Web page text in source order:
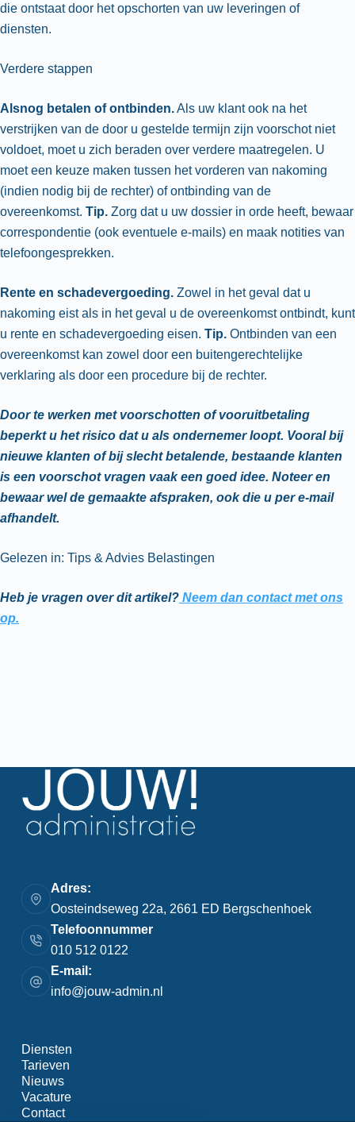
die ontstaat door het opschorten van uw leveringen of
diensten.
Verdere stappen
Alsnog betalen of ontbinden.Als uw klant ook na het
verstrijken van de door u gestelde termijn zijn voorschot niet
voldoet, moet u zich beraden over verdere maatregelen. U
moet een keuze maken tussen het vorderen van nakoming
(indien nodig bij de rechter) of ontbinding van de
overeenkomst. Tip. Zorg dat u uw dossier in orde heeft, bewaar
correspondentie (ook eventuele e-mails) en maak notities van
telefoongesprekken.
Rente en schadevergoeding. Zowel in het geval dat u
nakoming eist als in het geval u de overeenkomst ontbindt, kunt
u rente en schadevergoeding eisen. Tip. Ontbinden van een
overeenkomst kan zowel door een buitengerechtelijke
verklaring als door een procedure bij de rechter.
Door te werken met voorschotten of vooruitbetaling
beperkt u het risico dat u als ondernemer loopt. Vooral bij
nieuwe klanten of bij slecht betalende, bestaande klanten
is een voorschot vragen vaak een goed idee. Noteer en
bewaar wel de gemaakte afspraken, ook die u per e-mail
afhandelt.
Gelezen in: Tips & Advies Belastingen
Heb je vragen over dit artikel? Neem dan contact met ons
op.
Adres:
Oosteindseweg 22a, 2661 ED Bergschenhoek
Telefoonnummer
010 512 0122
E-mail:
info@jouw-admin.nl
Diensten
Tarieven
Nieuws
Vacature
Contact